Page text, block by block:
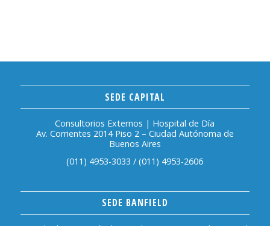
SEDE CAPITAL
Consultorios Externos | Hospital de Día
Av. Corrientes 2014 Piso 2 – Ciudad Autónoma de
Buenos Aires
(011) 4953-3033/(011) 4953-2606
SEDE BANFIELD